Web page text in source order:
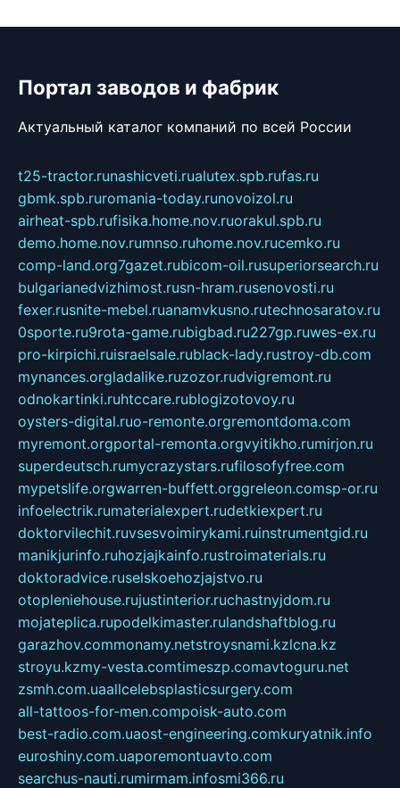
Портал заводов и фабрик
Актуальный каталог компаний по всей России
t25-tractor.runashicveti.rualutex.spb.rufas.ru
gbmk.spb.ruromania-today.runovoizol.ru
airheat-spb.rufisika.home.nov.ruorakul.spb.ru
demo.home.nov.rumnso.ruhome.nov.rucemko.ru
comp-land.org7gazet.rubicom-oil.rusuperiorsearch.ru
bulgarianedvizhimost.rusn-hram.rusenovosti.ru
fexer.rusnite-mebel.ruanamvkusno.rutechnosaratov.ru
0sporte.ru9rota-game.rubigbad.ru227gp.ruwes-ex.ru
pro-kirpichi.ruisraelsale.rublack-lady.rustroy-db.com
mynances.orgladalike.ruzozor.rudvigremont.ru
odnokartinki.ruhtccare.rublogizotovoy.ru
oysters-digital.ruo-remonte.orgremontdoma.com
myremont.orgportal-remonta.orgvyitikho.rumirjon.ru
superdeutsch.rumycrazystars.rufilosofyfree.com
mypetslife.orgwarren-buffett.orggreleon.comsp-or.ru
infoelectrik.rumaterialexpert.rudetkiexpert.ru
doktorvilechit.ruvsesvoimirykami.ruinstrumentgid.ru
manikjurinfo.ruhozjajkainfo.rustroimaterials.ru
doktoradvice.ruselskoehozjajstvo.ru
otopleniehouse.rujustinterior.ruchastnyjdom.ru
mojateplica.rupodelkimaster.rulandshaftblog.ru
garazhov.commonamy.netstroysnami.kzlcna.kz
stroyu.kzmy-vesta.comtimeszp.comavtoguru.net
zsmh.com.uaallcelebsplasticsurgery.com
all-tattoos-for-men.compoisk-auto.com
best-radio.com.uaost-engineering.comkuryatnik.info
euroshiny.com.uaporemontuavto.com
searchus-nauti.rumirmam.infosmi366.ru